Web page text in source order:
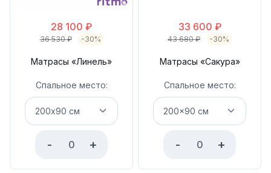
28 100 ₽
36 530₽ -30%
Матрасы «Линель»
Спальное место:
- +
33 600 ₽
43 680₽ -30%
Матрасы «Сакура»
Спальное место:
- +